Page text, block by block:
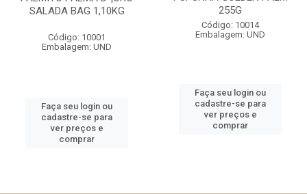
SALADA BAG 1,10KG
Código: 10001
Embalagem: UND
Faça seu login ou
cadastre-se para
ver preços e
comprar
255G
Código: 10014
Embalagem: UND
Faça seu login ou
cadastre-se para
ver preços e
comprar